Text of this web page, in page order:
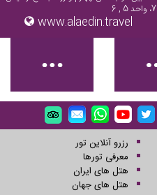
www.alaedin.travel
رزرو آنلاین تور
معرفی تورها
هتل های ایران
هتل های جهان